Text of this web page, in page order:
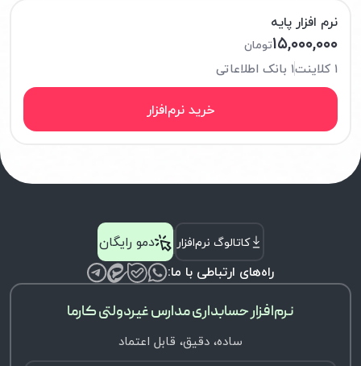
نرم افزار پایه
تومان۱۵,۰۰۰,۰۰۰
۱ کلاینت ۱ بانک اطلاعاتی
خرید نرم‌افزار
کاتالوگ نرم‌افزار
دمو رایگان
راه‌های ارتباطی با ما:
نرم‌افزار حسابداری مدارس غیردولتی کارما
ساده، دقیق، قابل اعتماد